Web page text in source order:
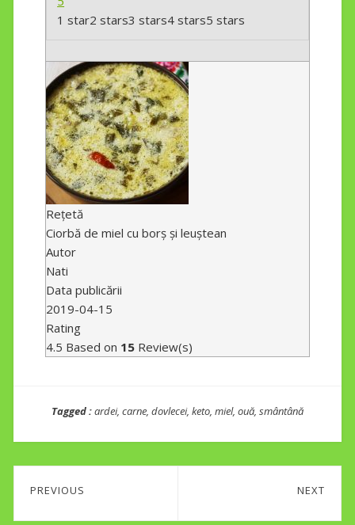
1 star2 stars3 stars4 stars5 stars
Rețetă
Ciorbă de miel cu borș și leuștean
Autor
Nati
Data publicării
2019-04-15
Rating
4.5 Based on 15 Review(s)
Tagged :ardei, carne, dovlecei, keto, miel, ouă, smântână
Post
navigation
PREVIOUS NEXT